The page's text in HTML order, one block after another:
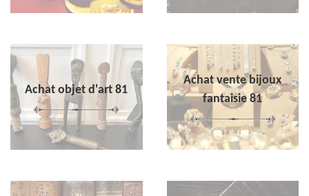
Achat objet d'art 81
Achat vente bijoux
fantaisie 81